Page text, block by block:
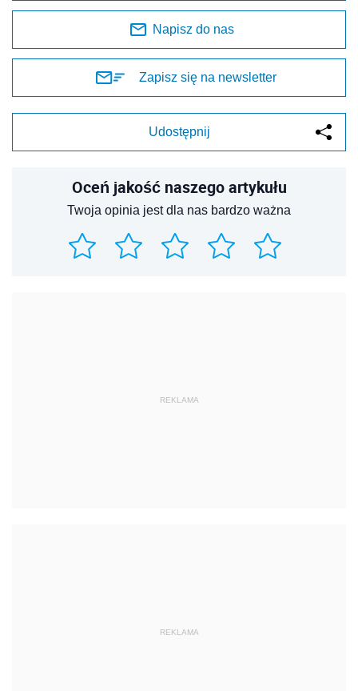
Napisz do nas
Zapisz się na newsletter
Udostępnij
Oceń jakość naszego artykułu
Twoja opinia jest dla nas bardzo ważna
REKLAMA
REKLAMA